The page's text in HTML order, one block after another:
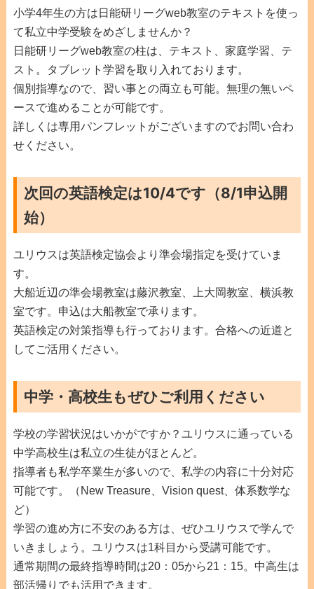
小学4年生の方は日能研リーグweb教室のテキストを使っ
て私立中学受験をめざしませんか？
日能研リーグweb教室の柱は、テキスト、家庭学習、テ
スト。タブレット学習を取り入れております。
個別指導なので、習い事との両立も可能。無理の無いペ
ースで進めることが可能です。
詳しくは専用パンフレットがございますのでお問い合わ
せください。
次回の英語検定は10/4です（8/1申込開
始）
ユリウスは英語検定協会より準会場指定を受けていま
す。
大船近辺の準会場教室は藤沢教室、上大岡教室、横浜教
室です。申込は大船教室で承ります。
英語検定の対策指導も行っております。合格への近道と
してご活用ください。
中学・高校生もぜひご利用ください
学校の学習状況はいかがですか？ユリウスに通っている
中学高校生は私立の生徒がほとんど。
指導者も私学卒業生が多いので、私学の内容に十分対応
可能です。（New Treasure、Vision quest、体系数学な
ど）
学習の進め方に不安のある方は、ぜひユリウスで学んで
いきましょう。ユリウスは1科目から受講可能です。
通常期間の最終指導時間は20：05から21：15。中高生は
部活帰りでも活用できます。